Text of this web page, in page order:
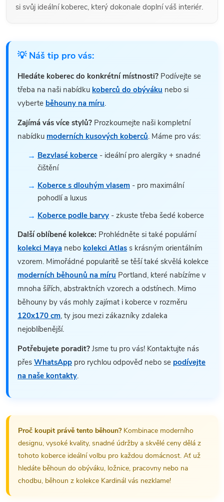
si svůj ideální koberec, který dokonale doplní váš interiér.
💡 Náš tip pro vás:
Hledáte koberec do konkrétní místnosti? Podívejte se
třeba na naši nabídku koberců do obýváku nebo si
vyberte běhouny na míru.
Zajímá vás více stylů? Prozkoumejte naši kompletní
nabídku moderních kusových koberců. Máme pro vás:
Bezvlasé koberce - ideální pro alergiky + snadné
čištění
Koberce s dlouhým vlasem - pro maximální
pohodlí a luxus
Koberce podle barvy - zkuste třeba šedé koberce
Další oblíbené kolekce: Prohlédněte si také populární
kolekci Maya nebo kolekci Atlas s krásným orientálním
vzorem. Mimořádné popularitě se těší také skvělá kolekce
moderních běhounů na míru Portland, které nabízíme v
mnoha šířích, abstraktních vzorech a odstínech. Mimo
běhouny by vás mohly zajímat i koberce v rozměru
120x170 cm, ty jsou mezi zákazníky zdaleka
nejoblíbenější.
Potřebujete poradit? Jsme tu pro vás! Kontaktujte nás
přes WhatsApp pro rychlou odpověď nebo se podívejte
na naše kontakty.
Proč koupit právě tento běhoun?Kombinace moderního
designu, vysoké kvality, snadné údržby a skvělé ceny dělá z
tohoto koberce ideální volbu pro každou domácnost. Ať už
hledáte běhoun do obýváku, ložnice, pracovny nebo na
chodbu, běhoun z kolekce Kardinál vás nezklame!